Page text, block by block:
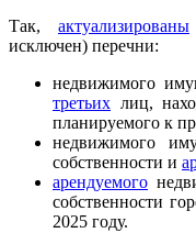
Так, актуализированы
исключен) перечни:
недвижимого
третьих лиц,
планируемого к
недвижимого
собственности и
арендуемого
собственности
2025 году.